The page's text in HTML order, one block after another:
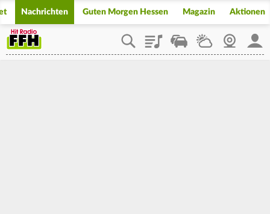
Nachrichten Guten Morgen Hessen Magazin Aktionen
PlaylistStaupilotWetterWebcam